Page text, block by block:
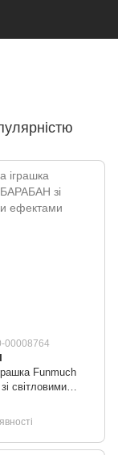
00008764
Funmuch
світловими